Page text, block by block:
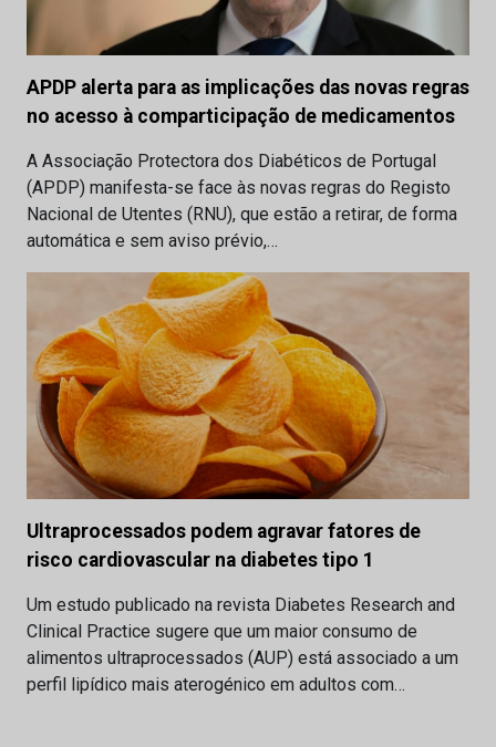
APDP alerta para as implicações das novas regras
no acesso à comparticipação de medicamentos
A Associação Protectora dos Diabéticos de Portugal
(APDP) manifesta-se face às novas regras do Registo
Nacional de Utentes (RNU), que estão a retirar, de forma
automática e sem aviso prévio,…
Ultraprocessados podem agravar fatores de
risco cardiovascular na diabetes tipo 1
Um estudo publicado na revista Diabetes Research and
Clinical Practice sugere que um maior consumo de
alimentos ultraprocessados (AUP) está associado a um
perfil lipídico mais aterogénico em adultos com…